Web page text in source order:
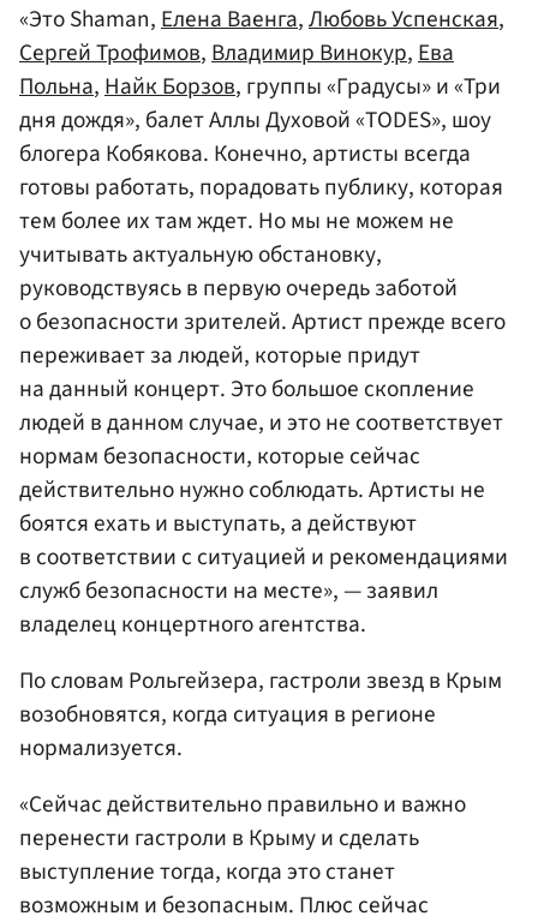
«Это Shaman, Елена Ваенга,Любовь Успенская,
Сергей Трофимов, Владимир Винокур, Ева
Польна, Найк Борзов, группы «Градусы» и «Три
дня дождя», балет Аллы Духовой «TODES», шоу
блогера Кобякова. Конечно, артисты всегда
готовы работать, порадовать публику, которая
тем более их там ждет. Но мы не можем не
учитывать актуальную обстановку,
руководствуясь в первую очередь заботой
о безопасности зрителей. Артист прежде всего
переживает за людей, которые придут
на данный концерт. Это большое скопление
людей в данном случае, и это не соответствует
нормам безопасности, которые сейчас
действительно нужно соблюдать. Артисты не
боятся ехать и выступать, а действуют
в соответствии с ситуацией и рекомендациями
служб безопасности на месте», — заявил
владелец концертного агентства.
По словам Рольгейзера, гастроли звезд в Крым
возобновятся, когда ситуация в регионе
нормализуется.
«Сейчас действительно правильно и важно
перенести гастроли в Крыму и сделать
выступление тогда, когда это станет
возможным и безопасным. Плюс сейчас